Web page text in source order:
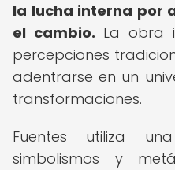
la lucha interna por
el cambio. La obra
percepciones
adentrarse en un
transformaciones.
Fuentes utiliza
simbolismos y